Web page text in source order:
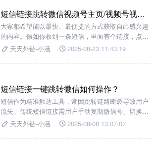
能防拦截技术，通过多重合
短信链接跳转微信视频号主页/视频号视频/视频号直播如何操作？
大家都希望能以最快、最便捷的方式获取自己感兴趣
的内容。假如你收到一条短信，里面有个链接，点一
下就能直接跳转到微信视频号的主页，或者观看特定
超棒？其实，借助跳转工具【天天外链】，就能轻松
天天外链-小涵 2025-08-23 11:43:19
短信链接一键跳转微信如何操作？
短信作为精准触达工具，常因跳转链路断裂导致用户
流失。传统短信链接需用户手动复制微信号、切换应
用搜索，操作繁琐且转化率不足。如今，第三方工具
的无缝对接，让用户点击链接即可直达微信好友、群
天天外链-小涵 2025-08-08 13:07:07